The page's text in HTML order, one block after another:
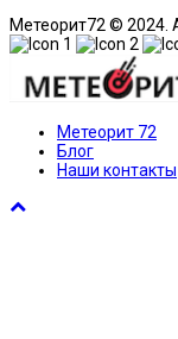
Метеорит72 © 2024.
Метеорит 72
Блог
Наши контакты